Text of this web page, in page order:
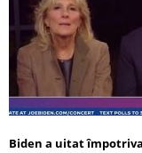
Biden a uitat